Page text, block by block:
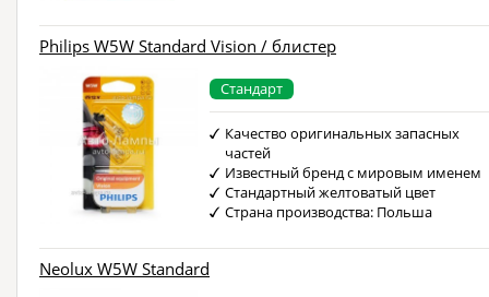
Philips W5W Standard Vision / блистер
Стандарт
Качество оригинальных запасных
частей
Известный бренд с мировым именем
Стандартный желтоватый цвет
Страна производства: Польша
Neolux W5W Standard